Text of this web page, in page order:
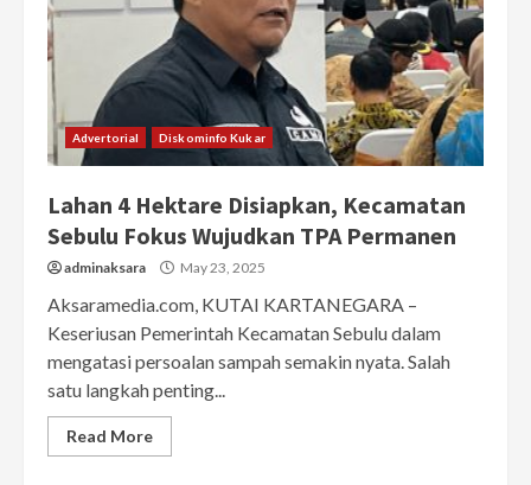
Advertorial Diskominfo Kukar
Lahan 4 Hektare Disiapkan, Kecamatan
Sebulu Fokus Wujudkan TPA Permanen
adminaksara May 23, 2025
Aksaramedia.com, KUTAI KARTANEGARA –
Keseriusan Pemerintah Kecamatan Sebulu dalam
mengatasi persoalan sampah semakin nyata. Salah
satu langkah penting...
Read More